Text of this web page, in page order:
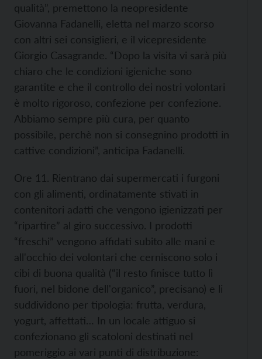
qualità”, premettono la neopresidente
Giovanna Fadanelli, eletta nel marzo scorso
con altri sei consiglieri, e il vicepresidente
Giorgio Casagrande. “Dopo la visita vi sarà più
chiaro che le condizioni igieniche sono
garantite e che il controllo dei nostri volontari
è molto rigoroso, confezione per confezione.
Abbiamo sempre più cura, per quanto
possibile, perchè non si consegnino prodotti in
cattive condizioni”, anticipa Fadanelli.
Ore 11. Rientrano dai supermercati i furgoni
con gli alimenti, ordinatamente stivati in
contenitori adatti che vengono igienizzati per
“ripartire” al giro successivo. I prodotti
“freschi” vengono affidati subito alle mani e
all'occhio dei volontari che cerniscono solo i
cibi di buona qualità (“il resto finisce tutto lì
fuori, nel bidone dell'organico”, precisano) e li
suddividono per tipologia: frutta, verdura,
yogurt, affettati… In un locale attiguo si
confezionano gli scatoloni destinati nel
pomeriggio ai vari punti di distribuzione: